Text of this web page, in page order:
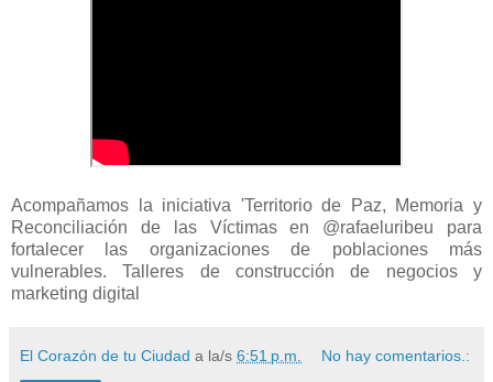
Acompañamos la iniciativa 'Territorio de Paz, Memoria y
Reconciliación de las Víctimas en @rafaeluribeu para
fortalecer las organizaciones de poblaciones más
vulnerables. Talleres de construcción de negocios y
marketing digital
El Corazón de tu Ciudad a la/s 6:51 p.m. No hay comentarios.: